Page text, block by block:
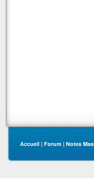
Accueil | Forum | Notes